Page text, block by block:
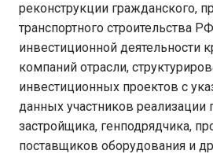
реконструкции гражданского,
транспортного строительства
инвестиционной деятельности
компаний отрасли,
инвестиционных проектов с
данных участников реализации
застройщика, генподрядчика,
поставщиков оборудования и